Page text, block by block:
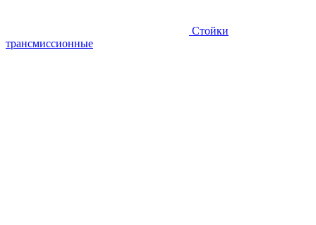
Стойки
трансмиссионные